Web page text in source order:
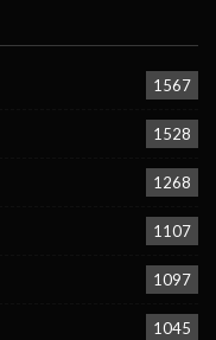
1567
1528
1268
1107
1097
1045